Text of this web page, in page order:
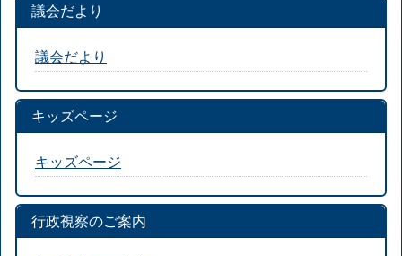
議会だより
議会だより
キッズページ
キッズページ
行政視察のご案内